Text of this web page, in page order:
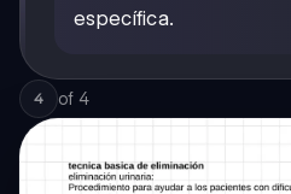
específica.
4 of 4